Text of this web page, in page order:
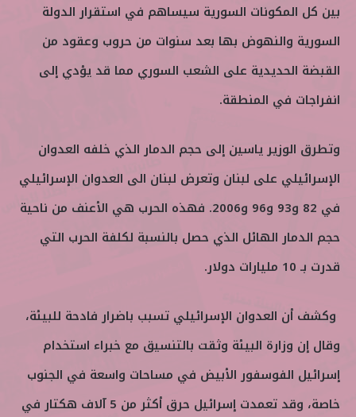
بين كل المكونات السورية سيساهم في استقرار الدولة
السورية والنهوض بها بعد سنوات من حروب وعقود من
القبضة الحديدية على الشعب السوري مما قد يؤدي إلى
انفراجات في المنطقة.
وتطرق الوزير ياسين إلى حجم الدمار الذي خلفه العدوان
الإسرائيلي على لبنان وتعرض لبنان الى العدوان الإسرائيلي
في 82 و93 و96 و2006. فهذه الحرب هي الأعنف من ناحية
حجم الدمار الهائل الذي حصل بالنسبة لكلفة الحرب التي
قدرت بـ 10 مليارات دولار.
وكشف أن العدوان الإسرائيلي تسبب باضرار فادحة للبيئة،
وقال إن وزارة البيئة وثقت بالتنسيق مع خبراء استخدام
إسرائيل الفوسفور الأبيض في مساحات واسعة في الجنوب
خاصة، وقد تعمدت إسرائيل حرق أكثر من 5 آلاف هكتار في